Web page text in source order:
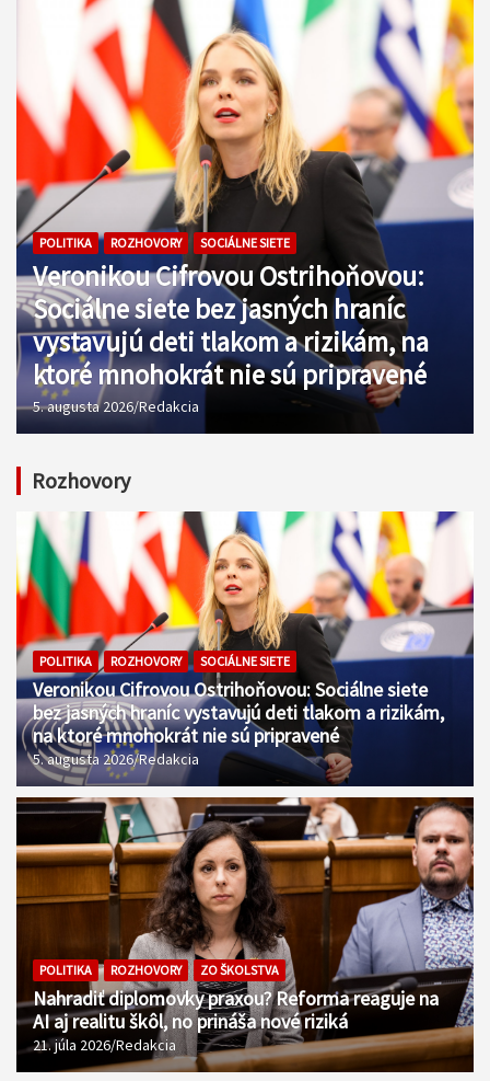
POLITIKA ROZHOVORY SOCIÁLNE SIETE
Veronikou Cifrovou Ostrihoňovou:
Sociálne siete bez jasných hraníc
vystavujú deti tlakom a rizikám, na
ktoré mnohokrát nie sú pripravené
5. augusta 2026 Redakcia
Rozhovory
POLITIKA ROZHOVORY SOCIÁLNE SIETE
Veronikou Cifrovou Ostrihoňovou: Sociálne siete
bez jasných hraníc vystavujú deti tlakom a rizikám,
na ktoré mnohokrát nie sú pripravené
5. augusta 2026 Redakcia
POLITIKA ROZHOVORY ZO ŠKOLSTVA
Nahradiť diplomovky praxou? Reforma reaguje na
AI aj realitu škôl, no prináša nové riziká
21. júla 2026 Redakcia